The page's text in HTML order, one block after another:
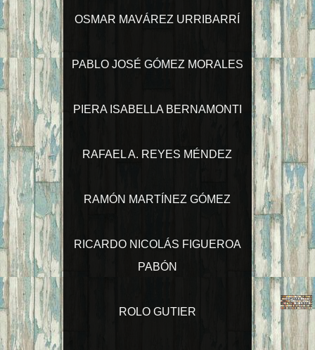
OSMAR MAVÁREZ URRIBARRÍ
PABLO JOSÉ GÓMEZ MORALES
PIERA ISABELLA BERNAMONTI
RAFAEL A. REYES MÉNDEZ
RAMÓN MARTÍNEZ GÓMEZ
RICARDO NICOLÁS FIGUEROA
PABÓN
ROLO GUTIER